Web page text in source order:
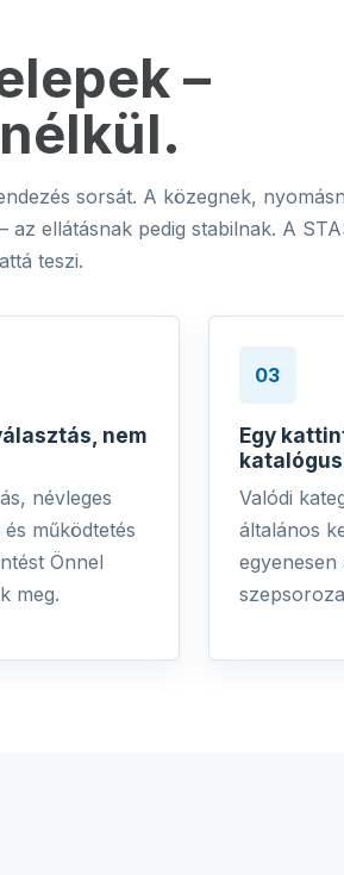
–
sorsát. A közegnek,
ellátásnak pedig stabilnak. A
teszi.
nem
névleges
működtetés
Önnel
meg.
03
Egy
Valódi
általános
egyenesen